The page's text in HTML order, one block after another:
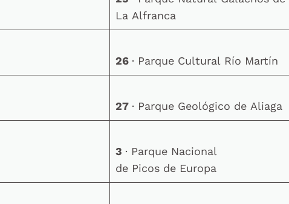
La Alfranca
26 · Parque Cultural Río Martín
27 · Parque Geológico de Aliaga
3 · Parque Nacional
de Picos de Europa